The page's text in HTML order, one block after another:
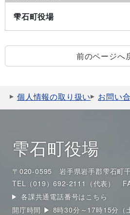
雫石町役場
前のページへ
個人情報の取り扱い お問い
雫石町役場
〒020-0595 岩手県岩手郡雫石町
TEL（019）692-2111（代表）
各課共通電話番号はこちら
開庁時間 ▶ 8時30分～17時15分（